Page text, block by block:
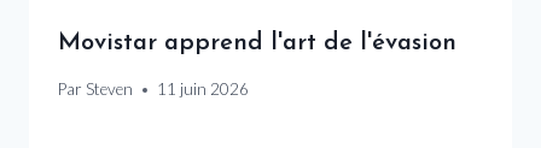
Movistar apprend l'art de l'évasion
Par Steven 11 juin 2026